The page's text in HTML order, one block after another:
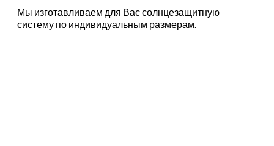
Мы изготавливаем для Вас солнцезащитную
систему по индивидуальным размерам.